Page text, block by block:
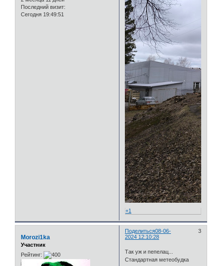
Последний визит:
Сегодня 19:49:51
+1
Поделиться 3
08-06-
2024 12:10:28
Morozi1ka
Участник
Рейтинг:
Так уж и пепелац...
Стандартная метеобудка